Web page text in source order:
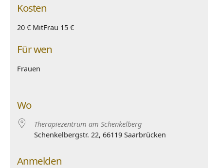
Kosten
20 € MitFrau 15 €
Für wen
Frauen
Wo
Therapiezentrum am Schenkelberg
Schenkelbergstr. 22, 66119 Saarbrücken
Anmelden